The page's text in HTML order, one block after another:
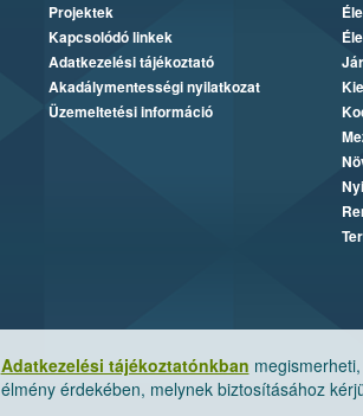
Adatkezelési tájékoztatónkban
élmény érdekében, melynek biztosításához
Projektek
Kapcsolódó linkek
Adatkezelési tájékoztató
Akadálymentességi nyilatkozat
Üzemeltetési információ